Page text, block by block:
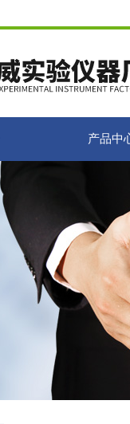
产品中